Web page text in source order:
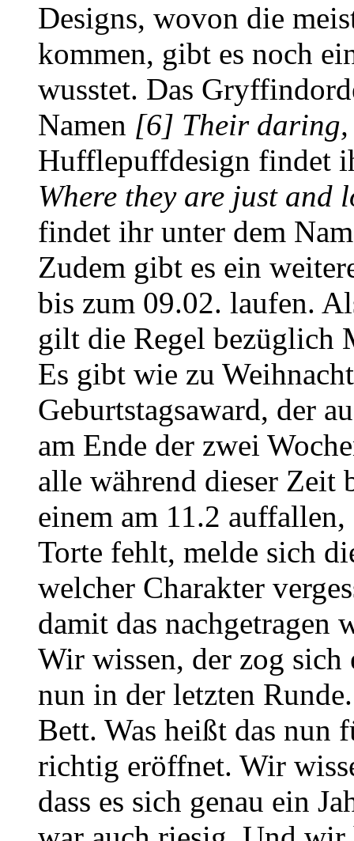
Designs, wovon die
kommen, gibt es noch
wusstet. Das
Namen [6] Their daring,
Hufflepuffdesign findet
Where they are just and
findet ihr unter dem
Zudem gibt es ein
bis zum 09.02. laufen.
gilt die Regel bezüglich
Es gibt wie zu
Geburtstagsaward, der
am Ende der zwei
alle während dieser Zeit
einem am 11.2
Torte fehlt, melde sich
welcher Charakter
damit das nachgetragen
Wir wissen, der zog
nun in der letzten
Bett. Was heißt das nun
richtig eröffnet. Wir
dass es sich genau ein